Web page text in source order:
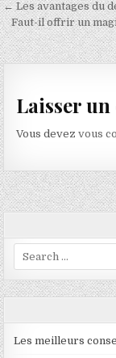
← Les avantages du
Faut-il offrir un
Laisser
Vous devezvous
Search for:
Les meilleurs